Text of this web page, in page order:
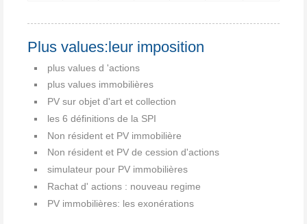
Plus values:leur imposition
plus values d 'actions
plus values immobilières
PV sur objet d'art et collection
les 6 définitions de la SPI
Non résident et PV immobilière
Non résident et PV de cession d'actions
simulateur pour PV immobilières
Rachat d' actions : nouveau regime
PV immobilières: les exonérations